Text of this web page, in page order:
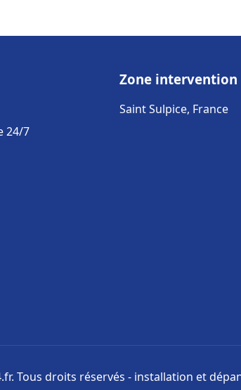
24/7
Zone intervention
Saint Sulpice, France
Tous droits réservés - installation et